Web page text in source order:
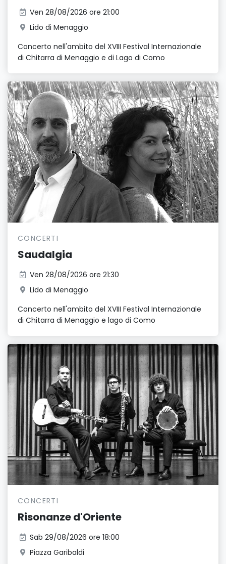
Ven 28/08/2026 ore 21:00
Lido di Menaggio
Concerto nell'ambito del XVIII Festival Internazionale
di Chitarra di Menaggio e di Lago di Como
CONCERTI
Saudalgia
Ven 28/08/2026 ore 21:30
Lido di Menaggio
Concerto nell'ambito del XVIII Festival Internazionale
di Chitarra di Menaggio e lago di Como
CONCERTI
Risonanze d'Oriente
Sab 29/08/2026 ore 18:00
Piazza Garibaldi